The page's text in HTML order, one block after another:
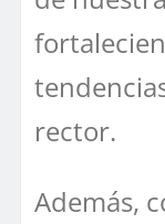
rector.
Además,